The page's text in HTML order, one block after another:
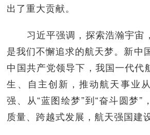
出了重大贡献。
习近平强调，探索浩瀚宇宙
是我们不懈追求的航天梦。新中
中国共产党领导下，我国一代代
生、自主创新，推动航天事业
强、从“蓝图绘梦”到“奋斗圆梦”
质量、跨越式发展，航天强国建